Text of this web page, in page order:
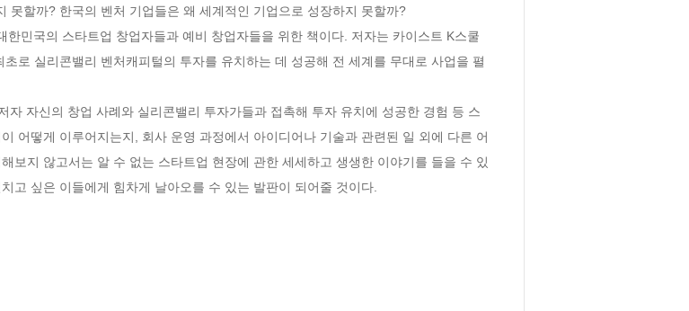
못할까? 한국의 벤처 기업들은 왜 세계적인 기업으로 성장하지 못할까?
한민국의 스타트업 창업자들과 예비 창업자들을 위한 책이다. 저자는 카이스트 K스쿨
로 실리콘밸리 벤처캐피털의 투자를 유치하는 데 성공해 전 세계를 무대로 사업을 펼
자신의 창업 사례와 실리콘밸리 투자가들과 접촉해 투자 유치에 성공한 경험 등 스
어떻게 이루어지는지, 회사 운영 과정에서 아이디어나 기술과 관련된 일 외에 다른 어
보지 않고서는 알 수 없는 스타트업 현장에 관한 세세하고 생생한 이야기를 들을 수 있
고 싶은 이들에게 힘차게 날아오를 수 있는 발판이 되어줄 것이다.